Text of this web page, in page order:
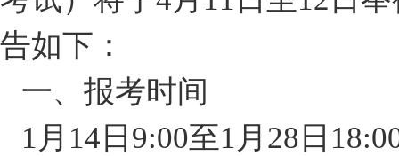
告如下：
一、报考时间
1月14日9:00至1月28日